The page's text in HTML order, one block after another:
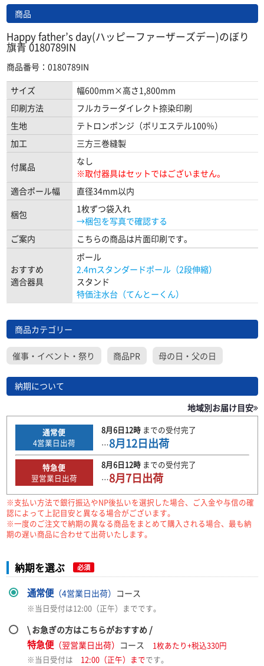
商品
Happy father’s day(ハッピーファーザーズデー)のぼり
旗青 0180789IN
商品番号：0180789IN
サイズ
幅600mm×高さ1,800mm
印刷方法
フルカラーダイレクト捺染印刷
生地
テトロンポンジ（ポリエステル100％）
加工
三方三巻縫製
付属品
なし
※取付器具はセットではございません。
適合ポール幅
直径34mm以内
梱包
1枚ずつ袋入れ
→梱包を写真で確認する
ご案内
こちらの商品は片面印刷です。
おすすめ
適合器具
ポール
2.4ｍスタンダードポール（2段伸縮）
スタンド
特価注水台（てんとーくん）
商品カテゴリー
催事・イベント・祭り 商品PR 母の日・父の日
納期について
地域別お届け目安
通常便
4営業日出荷
8月6日12時までの受付完了
…8月12日出荷
特急便
翌営業日出荷
8月6日12時までの受付完了
…8月7日出荷
※支払い方法で銀行振込やNP後払いを選択した場合、ご入金や与信の確
認によって上記目安と異なる場合がございます。
※一度のご注文で納期の異なる商品をまとめて購入される場合、最も納
期の遅い商品に合わせて出荷いたします。
納期を選ぶ 必須
通常便（4営業日出荷） コース
※当日受付は12:00（正午）までです。
\ お急ぎの方はこちらがおすすめ /
特急便（翌営業日出荷） コース
1枚あたり+税込330円
※当日受付は 12:00（正午）までです。